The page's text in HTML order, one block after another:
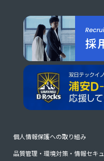
個人情報保護への取り組み
品質管理・環境対策・情報セキ